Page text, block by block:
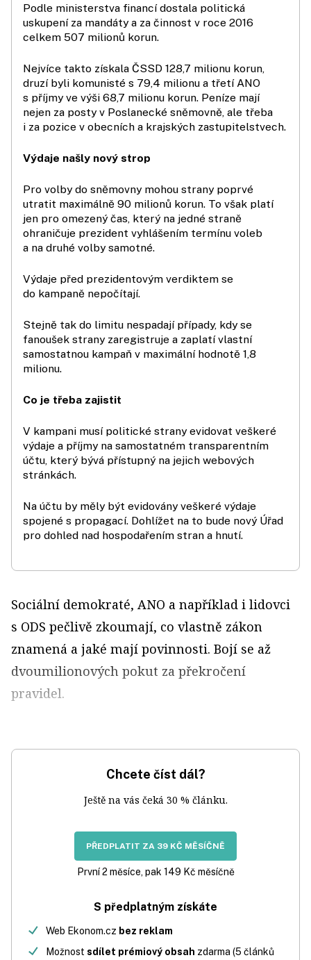
Podle ministerstva financí dostala politická
uskupení za mandáty a za činnost v roce 2016
celkem 507 milionů korun.
Nejvíce takto získala ČSSD 128,7 milionu korun,
druzí byli komunisté s 79,4 milionu a třetí ANO
s příjmy ve výši 68,7 milionu korun. Peníze mají
nejen za posty v Poslanecké sněmovně, ale třeba
i za pozice v obecních a krajských zastupitelstvech.
Výdaje našly nový strop
Pro volby do sněmovny mohou strany poprvé
utratit maximálně 90 milionů korun. To však platí
jen pro omezený čas, který na jedné straně
ohraničuje prezident vyhlášením termínu voleb
a na druhé volby samotné.
Výdaje před prezidentovým verdiktem se
do kampaně nepočítají.
Stejně tak do limitu nespadají případy, kdy se
fanoušek strany zaregistruje a zaplatí vlastní
samostatnou kampaň v maximální hodnotě 1,8
milionu.
Co je třeba zajistit
V kampani musí politické strany evidovat veškeré
výdaje a příjmy na samostatném transparentním
účtu, který bývá přístupný na jejich webových
stránkách.
Na účtu by měly být evidovány veškeré výdaje
spojené s propagací. Dohlížet na to bude nový Úřad
pro dohled nad hospodařením stran a hnutí.
Sociální demokraté, ANO a například i lidovci
s ODS pečlivě zkoumají, co vlastně zákon
znamená a jaké mají povinnosti. Bojí se až
dvoumilionových pokut za překročení
pravidel.
Chcete číst dál?
Ještě na vás čeká 30 % článku.
PŘEDPLATIT ZA 39 KČ MĚSÍČNĚ
První 2 měsíce, pak 149 Kč měsíčně
S předplatným získáte
Web Ekonom.cz bez reklam
Možnost sdílet prémiový obsah zdarma (5 článků